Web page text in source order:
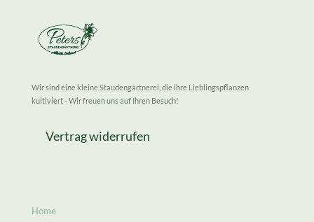
Wir sind eine kleine Staudengärtnerei, die ihre Lieblingspflanzen
kultiviert - Wir freuen uns auf Ihren Besuch!
Vertrag widerrufen
Home